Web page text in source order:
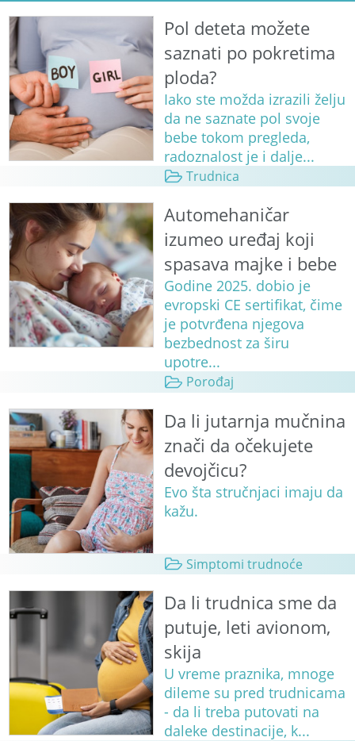
Pol deteta možete
saznati po pokretima
ploda?
Iako ste možda izrazili želju
da ne saznate pol svoje
bebe tokom pregleda,
radoznalost je i dalje...
Trudnica
Automehaničar
izumeo uređaj koji
spasava majke i bebe
Godine 2025. dobio je
evropski CE sertifikat, čime
je potvrđena njegova
bezbednost za širu
upotre...
Porođaj
Da li jutarnja mučnina
znači da očekujete
devojčicu?
Evo šta stručnjaci imaju da
kažu.
Simptomi trudnoće
Da li trudnica sme da
putuje, leti avionom,
skija
U vreme praznika, mnoge
dileme su pred trudnicama
- da li treba putovati na
daleke destinacije, k...